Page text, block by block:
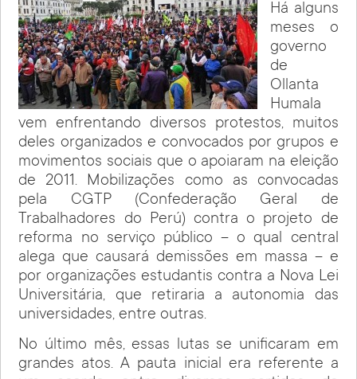
Há alguns
meses o
governo
de
Ollanta
Humala
vem enfrentando diversos protestos, muitos
deles organizados e convocados por grupos e
movimentos sociais que o apoiaram na eleição
de 2011. Mobilizações como as convocadas
pela CGTP (Confederação Geral de
Trabalhadores do Perú) contra o projeto de
reforma no serviço público – o qual central
alega que causará demissões em massa – e
por organizações estudantis contra a Nova Lei
Universitária, que retiraria a autonomia das
universidades, entre outras.
No último mês, essas lutas se unificaram em
grandes atos. A pauta inicial era referente a